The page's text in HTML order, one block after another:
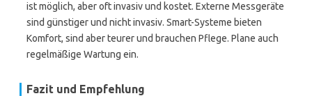
ist möglich, aber oft invasiv und kostet. Externe Messgeräte
sind günstiger und nicht invasiv. Smart-Systeme bieten
Komfort, sind aber teurer und brauchen Pflege. Plane auch
regelmäßige Wartung ein.
Fazit und Empfehlung